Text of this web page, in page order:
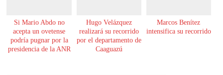
Si Mario Abdo no
acepta un ovetense
podría pugnar por la
presidencia de la ANR
Hugo Velázquez
realizará su recorrido
por el departamento de
Caaguazú
Marcos Benítez
intensifica su recorrido